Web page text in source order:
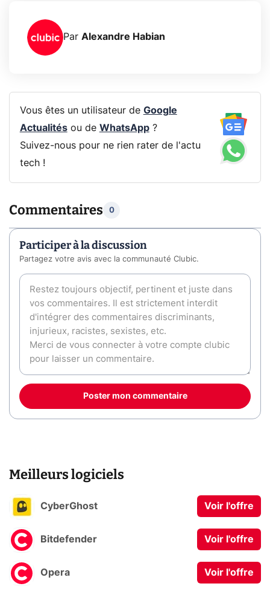
Par Alexandre Habian
Vous êtes un utilisateur de Google
Actualitésou de WhatsApp?
Suivez-nous pour ne rien rater de l'actu
tech !
Commentaires 0
Participer à la discussion
Partagez votre avis avec la communauté Clubic.
Poster mon commentaire
Meilleurs logiciels
CyberGhost Voir l'offre
Bitdefender Voir l'offre
Opera Voir l'offre